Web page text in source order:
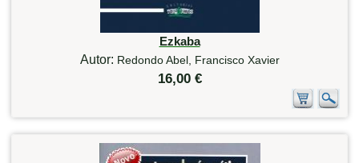
Ezkaba
Autor: Redondo Abel, Francisco Xavier
16,00 €